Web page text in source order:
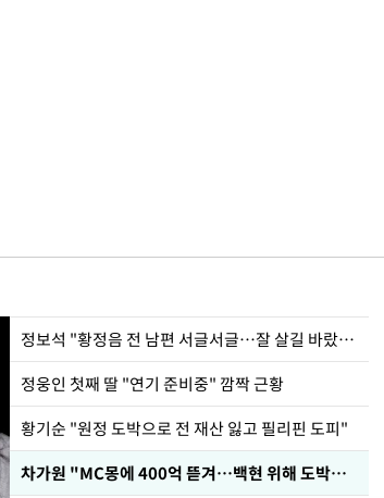
정보석 "황정음 전 남편 서글서글…잘 살길 바랐는데"
정웅인 첫째 딸 "연기 준비중" 깜짝 근황
황기순 "원정 도박으로 전 재산 잃고 필리핀 도피"
차가원 "MC몽에 400억 뜯겨…백현 위해 도박빚 갚아줘"